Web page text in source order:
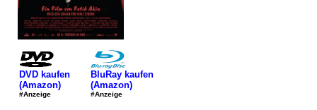
DVD kaufen
(Amazon)
#Anzeige
BluRay kaufen
(Amazon)
#Anzeige